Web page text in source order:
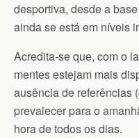
desportiva, desde a
ainda se está em níveis
Acredita-se que, com o
mentes estejam mais
ausência de referências
prevalecer para o
hora de todos os dias.